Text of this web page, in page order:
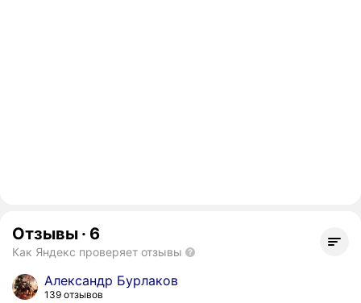
Отзывы · 6
Как Яндекс проверяет отзывы
Александр Бурлаков
139 отзывов